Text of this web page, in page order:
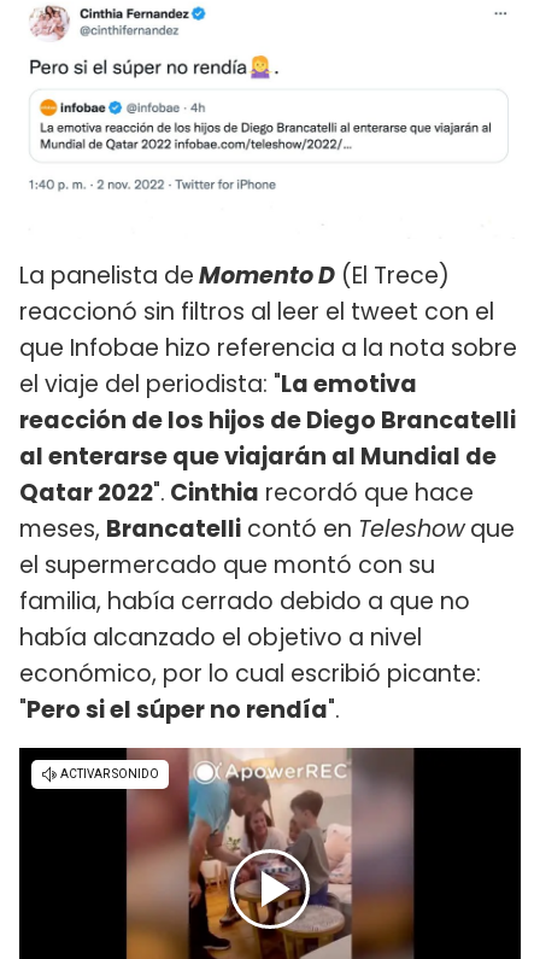
La panelista deMomento D (El Trece)
reaccionó sin filtros al leer el tweet con el
que Infobae hizo referencia a la nota sobre
el viaje del periodista: "La emotiva
reacción de los hijos de Diego Brancatelli
al enterarse que viajarán al Mundial de
Qatar 2022". Cinthia recordó que hace
meses, Brancatelli contó en Teleshowque
el supermercado que montó con su
familia, había cerrado debido a que no
había alcanzado el objetivo a nivel
económico, por lo cual escribió picante:
"Pero si el súper no rendía".